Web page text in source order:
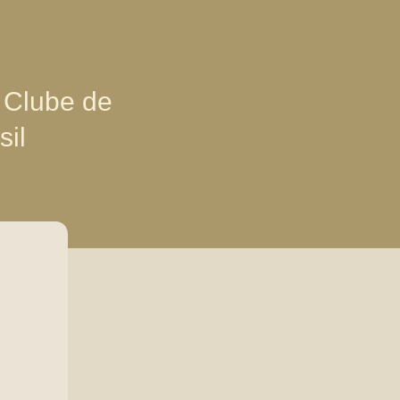
de